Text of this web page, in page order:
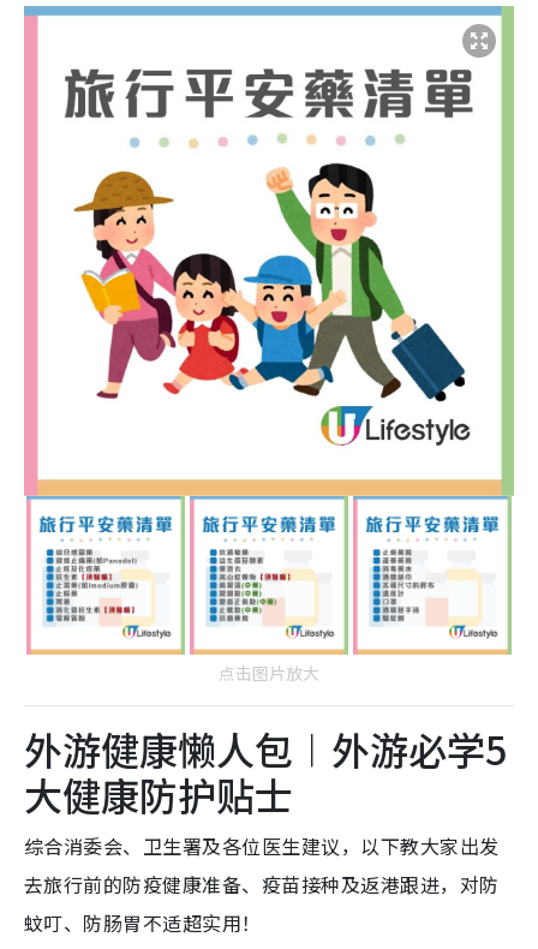
点击图片放大
外游健康懒人包︱外游必学5
大健康防护贴士
综合消委会、卫生署及各位医生建议，以下教大家出发
去旅行前的防疫健康准备、疫苗接种及返港跟进，对防
蚊叮、防肠胃不适超实用！​